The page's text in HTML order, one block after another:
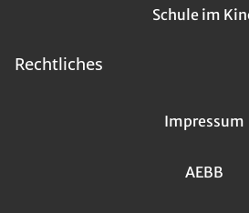
Schule im
Rechtliches
Impressum
AEBB